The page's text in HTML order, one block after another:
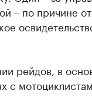
– по причине
рейдов, в
с